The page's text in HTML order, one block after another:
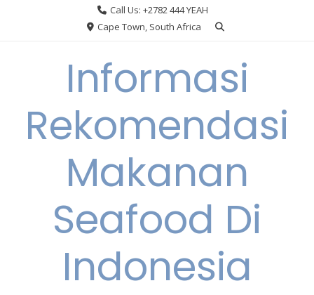
Call Us: +2782 444 YEAH
Cape Town, South Africa
Informasi
Rekomendasi
Makanan
Seafood Di
Indonesia